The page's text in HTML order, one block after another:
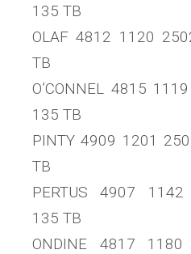
135 TB
OLAF 4812 1120
TB
O’CONNEL 4815
135 TB
PINTY 4909 1201
TB
PERTUS 4907 1142
135 TB
ONDINE 4817 1180